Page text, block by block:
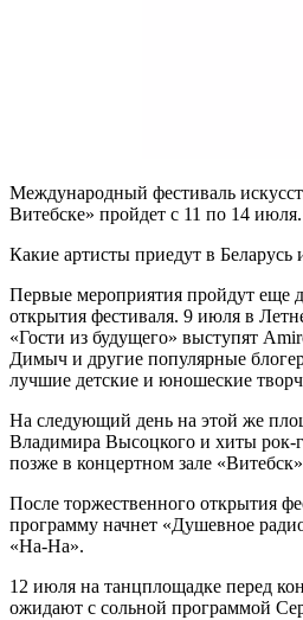
Международный фестиваль
Витебске» пройдет с 11 по 14 июля.
Какие артисты приедут в Беларусь
Первые мероприятия пройдут еще
открытия фестиваля. 9 июля в
«Гости из будущего» выступят
Димыч и другие популярные
лучшие детские и юношеские
На следующий день на этой же
Владимира Высоцкого и хиты рок-
позже в концертном зале
После торжественного открытия
программу начнет «Душевное
«На-На».
12 июля на танцплощадке перед
ожидают с сольной программой